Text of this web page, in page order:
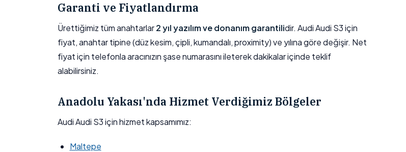
Garanti ve Fiyatlandırma
Ürettiğimiz tüm anahtarlar2 yıl yazılım ve donanım garantilidir. Audi Audi S3 için
fiyat, anahtar tipine (düz kesim, çipli, kumandalı, proximity) ve yılına göre değişir. Net
fiyat için telefonla aracınızın şase numarasını ileterek dakikalar içinde teklif
alabilirsiniz.
Anadolu Yakası'nda Hizmet Verdiğimiz Bölgeler
Audi Audi S3 için hizmet kapsamımız:
Maltepe